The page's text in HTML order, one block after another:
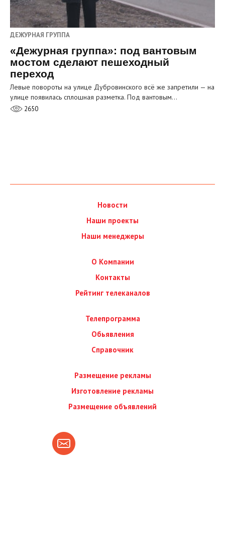
ДЕЖУРНАЯ ГРУППА
«Дежурная группа»: под вантовым
мостом сделают пешеходный
переход
Левые повороты на улице Дубровинского всё же запретили — на
улице появилась сплошная разметка. Под вантовым…
2650
Новости
Наши проекты
Наши менеджеры
О Компании
Контакты
Рейтинг телеканалов
Телепрограмма
Обьявления
Справочник
Размещение рекламы
Изготовление рекламы
Размещение объявлений